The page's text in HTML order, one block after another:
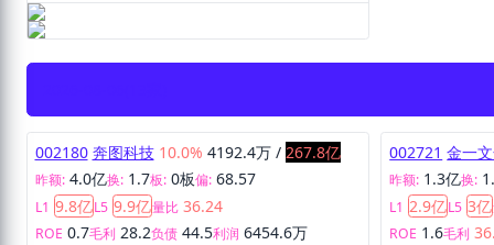
002180 奔图科技 10.0% 4192.4万 / 267.8亿
昨额: 4.0亿换: 1.7板: 0板偏: 68.57
L1 9.8亿L5 9.9亿量比 36.24
ROE 0.7毛利 28.2负债 44.5利润 6454.6万
002721 金一
昨额: 1.3亿换:
L1 2.9亿L5 3亿
ROE 1.6毛利